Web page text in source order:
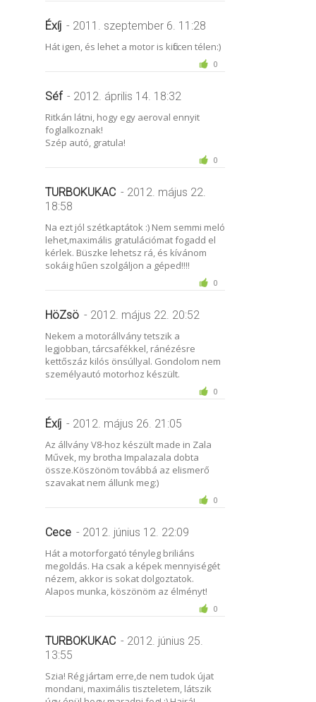
Éxíj - 2011. szeptember 6. 11:28
Hát igen, és lehet a motor is kificcen télen:)
0
Séf - 2012. április 14. 18:32
Ritkán látni, hogy egy aeroval ennyit
foglalkoznak!
Szép autó, gratula!
0
TURBOKUKAC - 2012. május 22.
18:58
Na ezt jól szétkaptátok :) Nem semmi meló
lehet,maximális gratulációmat fogadd el
kérlek. Büszke lehetsz rá, és kívánom
sokáig hűen szolgáljon a géped!!!!
0
HöZsö - 2012. május 22. 20:52
Nekem a motorállvány tetszik a
legjobban, tárcsafékkel, ránézésre
kettőszáz kilós önsúllyal. Gondolom nem
személyautó motorhoz készült.
0
Éxíj - 2012. május 26. 21:05
Az állvány V8-hoz készült made in Zala
Művek, my brotha Impalazala dobta
össze.Köszönöm továbbá az elismerő
szavakat nem állunk meg:)
0
Cece - 2012. június 12. 22:09
Hát a motorforgató tényleg briliáns
megoldás. Ha csak a képek mennyiségét
nézem, akkor is sokat dolgoztatok.
Alapos munka, köszönöm az élményt!
0
TURBOKUKAC - 2012. június 25.
13:55
Szia! Rég jártam erre,de nem tudok újat
mondani, maximális tiszteletem, látszik